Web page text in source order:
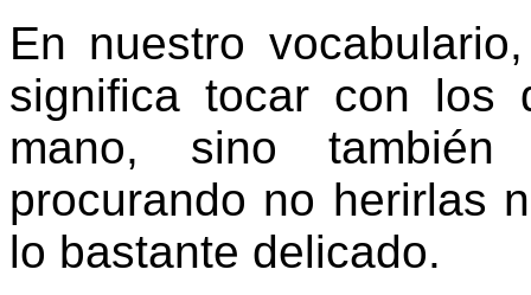
En nuestro
significa tocar con
mano, sino
procurando no herirlas
lo bastante delicado.